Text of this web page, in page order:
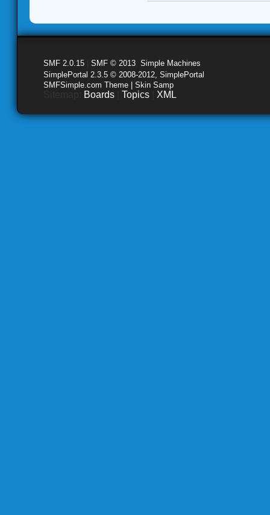
SMF 2.0.15 SMF © 2013 Simple Machines
SimplePortal 2.3.5 © 2008-2012, SimplePortal
SMFSimple.com Theme | Skin Samp
Boards Topics XML